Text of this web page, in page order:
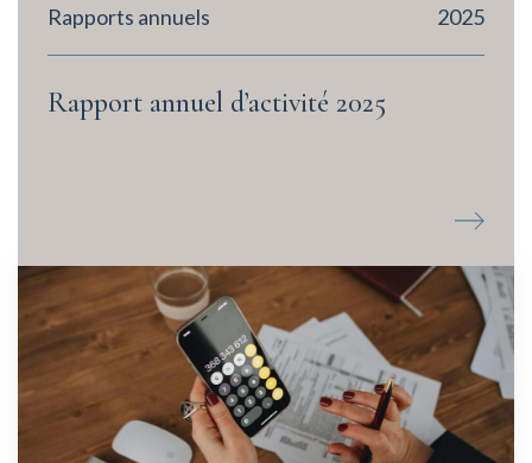
Rapports annuels 2025
Rapport annuel d’activité 2025